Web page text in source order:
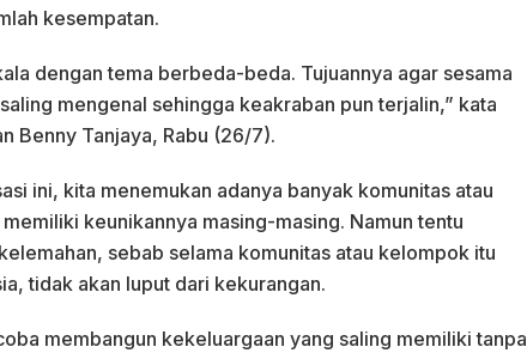
kesempatan.
dengan tema berbeda-beda. Tujuannya agar sesama
mengenal sehingga keakraban pun terjalin,” kata
Benny Tanjaya, Rabu (26/7).
ini, kita menemukan adanya banyak komunitas atau
keunikannya masing-masing. Namun tentu
sebab selama komunitas atau kelompok itu
tidak akan luput dari kekurangan.
membangun kekeluargaan yang saling memiliki tanpa